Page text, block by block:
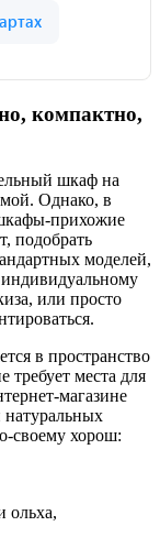
компактно,
шкаф на
Однако, в
прихожие
подобрать
моделей,
индивидуальному
или просто
в пространство
требует места для
магазине
натуральных
своему хорош:
ольха,